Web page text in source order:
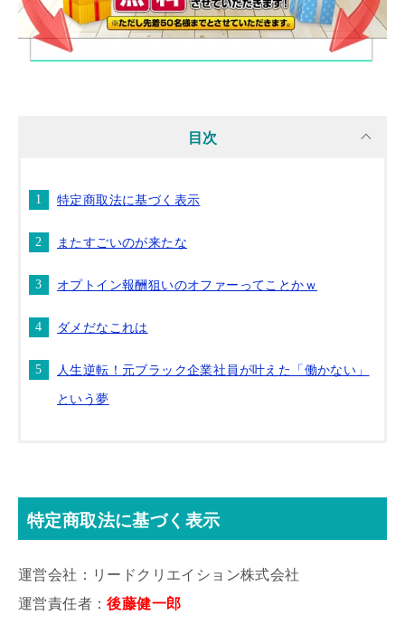
目次
特定商取法に基づく表示
またすごいのが来たな
オプトイン報酬狙いのオファーってことかｗ
ダメだなこれは
人生逆転！元ブラック企業社員が叶えた「働かない」
という夢
特定商取法に基づく表示
運営会社：リードクリエイション株式会社
運営責任者：後藤健一郎